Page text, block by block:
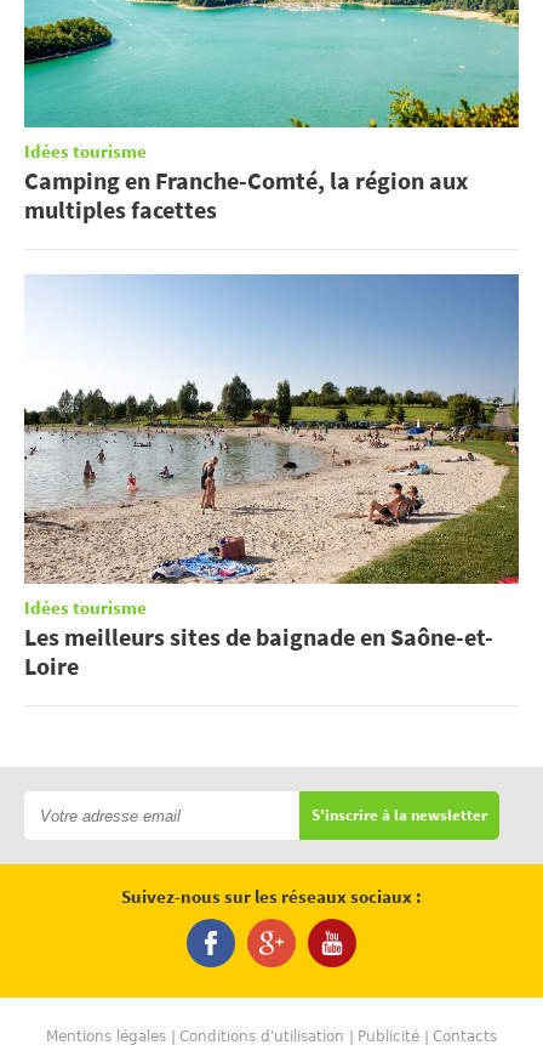
Idées tourisme
Camping en Franche-Comté, la région aux
multiples facettes
Idées tourisme
Les meilleurs sites de baignade en Saône-et-
Loire
S'inscrire à la newsletter
Suivez-nous sur les réseaux sociaux :
Mentions légales Conditions d'utilisation Publicité Contacts